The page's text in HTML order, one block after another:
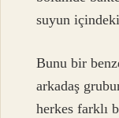
suyun
Bunu bir
arkadaş
herkes farklı